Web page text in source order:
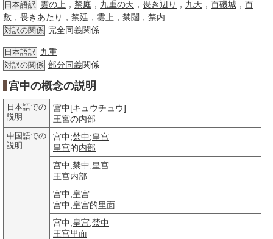
日本語訳 雲の上 ， 禁庭 ， 九重の天 ， 畏き辺り ， 九天 ， 百磯城 ， 百
敷 ， 畏きあたり ， 禁廷 ， 雲上 ， 禁闥 ， 禁内
対訳の関係 完全同義関係
日本語訳 九重
対訳の関係 部分同義関係
宫中の概念の説明
日本語での
説明
宮中[キュウチュウ]
王宮の内部
中国語での
説明
宫中;禁中;皇宫
皇宫的内部
宫中, 禁中 皇宫
王宫内部
宫中, 皇宫
宫中, 皇宫的里面
宫中, 皇宫 禁中
王宫里面